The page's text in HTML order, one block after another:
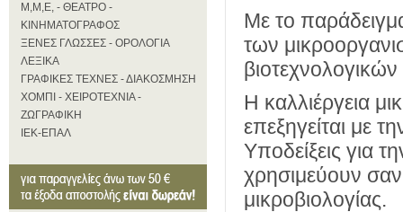
Μ,Μ,Ε, - ΘΕΑΤΡΟ -
ΚΙΝΗΜΑΤΟΓΡΑΦΟΣ
ΞΕΝΕΣ ΓΛΩΣΣΕΣ - ΟΡΟΛΟΓΙΑ
ΛΕΞΙΚΑ
ΓΡΑΦΙΚΕΣ ΤΕΧΝΕΣ - ΔΙΑΚΟΣΜΗΣΗ
ΧΟΜΠΙ - ΧΕΙΡΟΤΕΧΝΙΑ -
ΖΩΓΡΑΦΙΚΗ
ΙΕΚ-ΕΠΑΛ
Με το
των
Η καλλιέργεια
επεξηγείται με
Υποδείξεις για
χρησιμεύουν σαν
μικροβιολογίας.